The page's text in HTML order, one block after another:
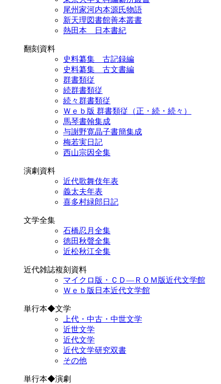
尾州家河内本源氏物語
新天理図書館善本叢書
熱田本 日本書紀
翻刻資料
史料纂集 古記録編
史料纂集 古文書編
群書類従
続群書類従
続々群書類従
Ｗｅｂ版 群書類従（正・続・続々）
馬琴書翰集成
与謝野寛晶子書簡集成
梅若実日記
西山宗因全集
演劇資料
近代歌舞伎年表
義太夫年表
喜多村緑郎日記
文学全集
石橋忍月全集
徳田秋聲全集
近松秋江全集
近代雑誌複刻資料
マイクロ版・ＣＤ―ＲＯＭ版近代文学館
Ｗｅｂ版日本近代文学館
単行本◆文学
上代・中古・中世文学
近世文学
近代文学
近代文学研究双書
その他
単行本◆演劇